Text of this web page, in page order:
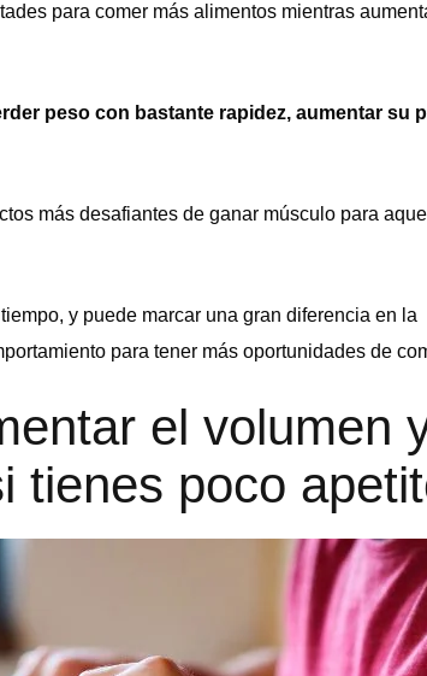
para comer más alimentos mientras
peso con bastante rapidez, aumentar su
más desafiantes de ganar músculo para
y puede marcar una gran diferencia en la
para tener más oportunidades de
el volumen
tienes poco